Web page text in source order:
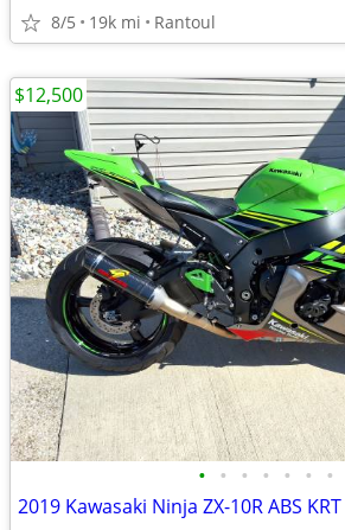
8/5 19k mi Rantoul
• • • • • • •
2019 Kawasaki Ninja ZX-10R ABS
$12,500